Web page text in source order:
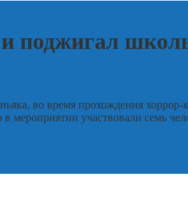
во время прохождения
мероприятии участвовали семь